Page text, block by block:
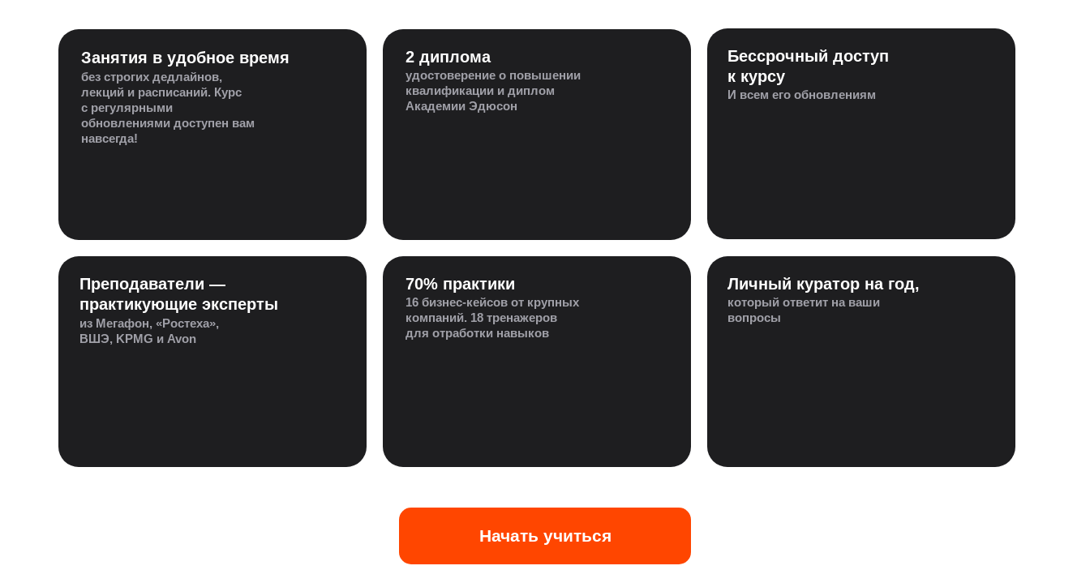
Начать учиться
Занятия в удобное время
без строгих дедлайнов,
лекций и расписаний. Курс
с регулярными
обновлениями доступен вам
навсегда!
Преподаватели —
практикующие эксперты
из Мегафон, «Ростеха»,
ВШЭ, KPMG и Avon
70% практики
16 бизнес-кейсов от крупных
компаний. 18 тренажеров
для отработки навыков
2 диплома
удостоверение о повышении
квалификации и диплом
Академии Эдюсон
Бессрочный доступ
к курсу
И всем его обновлениям
Личный куратор на год,
который ответит на ваши
вопросы